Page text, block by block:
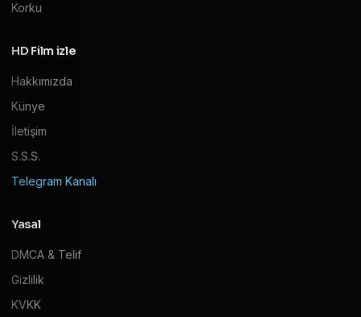
Korku
HD Film izle
Hakkımızda
Künye
İletişim
S.S.S.
Telegram Kanalı
Yasal
DMCA & Telif
Gizlilik
KVKK